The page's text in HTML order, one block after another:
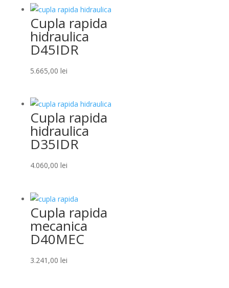
Cupla rapida
hidraulica
D45IDR
5.665,00 lei
Cupla rapida
hidraulica
D35IDR
4.060,00 lei
Cupla rapida
mecanica
D40MEC
3.241,00 lei